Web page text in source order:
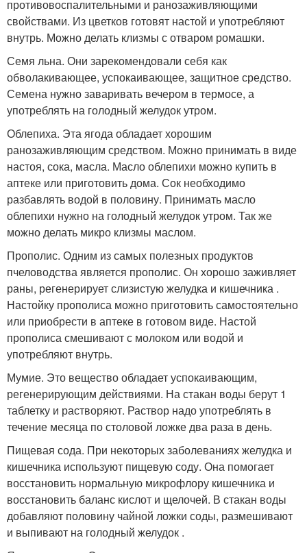
противовоспалительными и ранозаживляющими
свойствами. Из цветков готовят настой и употребляют
внутрь. Можно делать клизмы с отваром ромашки.
Семя льна. Они зарекомендовали себя как
обволакивающее, успокаивающее, защитное средство.
Семена нужно заваривать вечером в термосе, а
употреблять на голодный желудок утром.
Облепиха. Эта ягода обладает хорошим
ранозаживляющим средством. Можно принимать в виде
настоя, сока, масла. Масло облепихи можно купить в
аптеке или приготовить дома. Сок необходимо
разбавлять водой в половину. Принимать масло
облепихи нужно на голодный желудок утром. Так же
можно делать микро клизмы маслом.
Прополис. Одним из самых полезных продуктов
пчеловодства является прополис. Он хорошо заживляет
раны, регенерирует слизистую желудка и кишечника .
Настойку прополиса можно приготовить самостоятельно
или приобрести в аптеке в готовом виде. Настой
прополиса смешивают с молоком или водой и
употребляют внутрь.
Мумие. Это вещество обладает успокаивающим,
регенерирующим действиями. На стакан воды берут 1
таблетку и растворяют. Раствор надо употреблять в
течение месяца по столовой ложке два раза в день.
Пищевая сода. При некоторых заболеваниях желудка и
кишечника используют пищевую соду. Она помогает
восстановить нормальную микрофлору кишечника и
восстановить баланс кислот и щелочей. В стакан воды
добавляют половину чайной ложки соды, размешивают
и выпивают на голодный желудок .